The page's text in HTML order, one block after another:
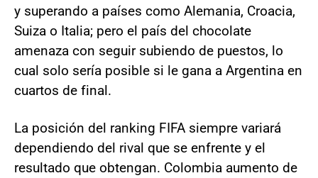
y superando a países como Alemania, Croacia,
Suiza o Italia; pero el país del chocolate
amenaza con seguir subiendo de puestos, lo
cual solo sería posible si le gana a Argentina en
cuartos de final.
La posición del ranking FIFA siempre variará
dependiendo del rival que se enfrente y el
resultado que obtengan. Colombia aumento de